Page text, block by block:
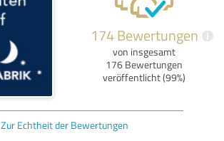
174 Bewertungen i
von insgesamt
176 Bewertungen
veröffentlicht (99%)
Zur Echtheit der Bewertungen